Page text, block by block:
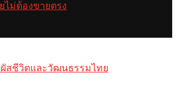
ไม่ต้องขายตรง